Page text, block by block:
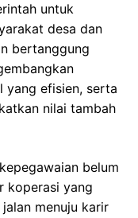
untuk
desa dan
bertanggung
yang efisien, serta
nilai tambah
belum
koperasi yang
menuju karir